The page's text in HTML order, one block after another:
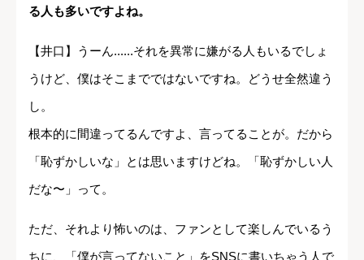
る人も多いですよね。
【井口】うーん......それを異常に嫌がる人もいるでしょ
うけど、僕はそこまでではないですね。どうせ全然違う
し。
根本的に間違ってるんですよ、言ってることが。だから
「恥ずかしいな」とは思いますけどね。「恥ずかしい人
だな〜」って。
ただ、それより怖いのは、ファンとして楽しんでいるう
ちに、「僕が言ってないこと」をSNSに書いちゃう人で